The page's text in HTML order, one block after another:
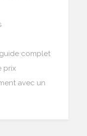
complet
prix
avec un